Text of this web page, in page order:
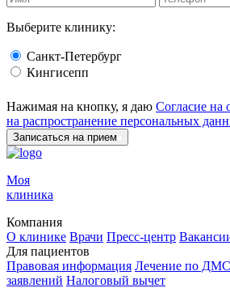
Выберите клинику:
Санкт-Петербург
Кингисепп
Нажимая на кнопку, я даю Согласие на
на распространение персональных
Записаться на прием
Моя
клиника
Компания
О клинике Врачи Пресс-центр
Для пациентов
Правовая информация Лечение по ДМС
заявлений Налоговый вычет